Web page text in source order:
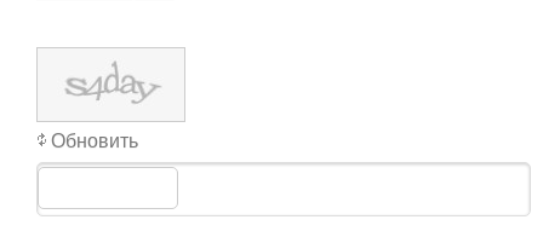
Обновить